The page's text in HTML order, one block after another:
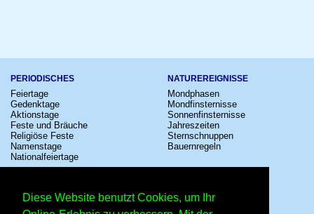
Diese Website benutzt Cookies, um Ihr
PERIODISCHES
Feiertage
Gedenktage
Aktionstage
Feste und Bräuche
Religiöse Feste
Namenstage
Nationalfeiertage
NATUREREIGNISSE
Mondphasen
Mondfinsternisse
Sonnenfinsternisse
Jahreszeiten
Sternschnuppen
Bauernregeln
Kinostarts
Festivals
Sternzeichen
Schalttage